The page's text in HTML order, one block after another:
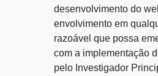
desenvolvimento do
envolvimento em
razoável que possa
com a implementação
pelo Investigador